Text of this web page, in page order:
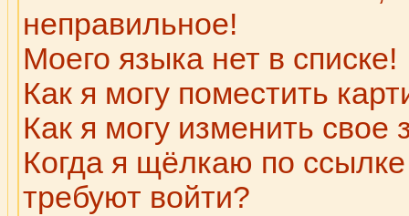
неправильное!
Моего языка нет в списке!
Как я могу поместить
Как я могу изменить свое
Когда я щёлкаю по
требуют войти?